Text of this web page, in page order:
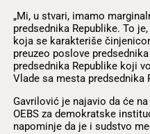
„Mi, u stvari, imamo
predsednika Republike. To
koja se karakteriše
preuzeo poslove
predsednika Republike koji
Vlade sa mesta predsednika
Gavrilović je najavio da će
OEBS za demokratske
napominje da je i sudstvo